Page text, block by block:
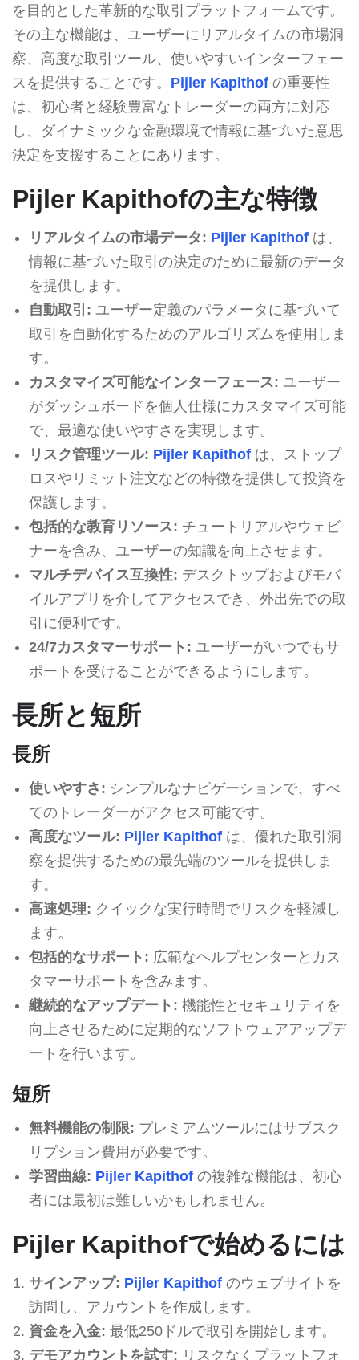
を目的とした革新的な取引プラットフォームです。
その主な機能は、ユーザーにリアルタイムの市場洞
察、高度な取引ツール、使いやすいインターフェー
スを提供することです。 Pijler Kapithof の重要性
は、初心者と経験豊富なトレーダーの両方に対応
し、ダイナミックな金融環境で情報に基づいた意思
決定を支援することにあります。
Pijler Kapithofの主な特徴
リアルタイムの市場データ: Pijler Kapithofは、
情報に基づいた取引の決定のために最新のデータ
を提供します。
自動取引: ユーザー定義のパラメータに基づいて
取引を自動化するためのアルゴリズムを使用しま
す。
カスタマイズ可能なインターフェース: ユーザー
がダッシュボードを個人仕様にカスタマイズ可能
で、最適な使いやすさを実現します。
リスク管理ツール: Pijler Kapithofは、ストップ
ロスやリミット注文などの特徴を提供して投資を
保護します。
包括的な教育リソース: チュートリアルやウェビ
ナーを含み、ユーザーの知識を向上させます。
マルチデバイス互換性: デスクトップおよびモバ
イルアプリを介してアクセスでき、外出先での取
引に便利です。
24/7カスタマーサポート: ユーザーがいつでもサ
ポートを受けることができるようにします。
長所と短所
長所
使いやすさ: シンプルなナビゲーションで、すべ
てのトレーダーがアクセス可能です。
高度なツール: Pijler Kapithofは、優れた取引洞
察を提供するための最先端のツールを提供しま
す。
高速処理: クイックな実行時間でリスクを軽減し
ます。
包括的なサポート: 広範なヘルプセンターとカス
タマーサポートを含みます。
継続的なアップデート: 機能性とセキュリティを
向上させるために定期的なソフトウェアアップデ
ートを行います。
短所
無料機能の制限: プレミアムツールにはサブスク
リプション費用が必要です。
学習曲線: Pijler Kapithofの複雑な機能は、初心
者には最初は難しいかもしれません。
Pijler Kapithofで始めるには
サインアップ: Pijler Kapithofのウェブサイトを
訪問し、アカウントを作成します。
資金を入金: 最低250ドルで取引を開始します。
デモアカウントを試す: リスクなくプラットフォ